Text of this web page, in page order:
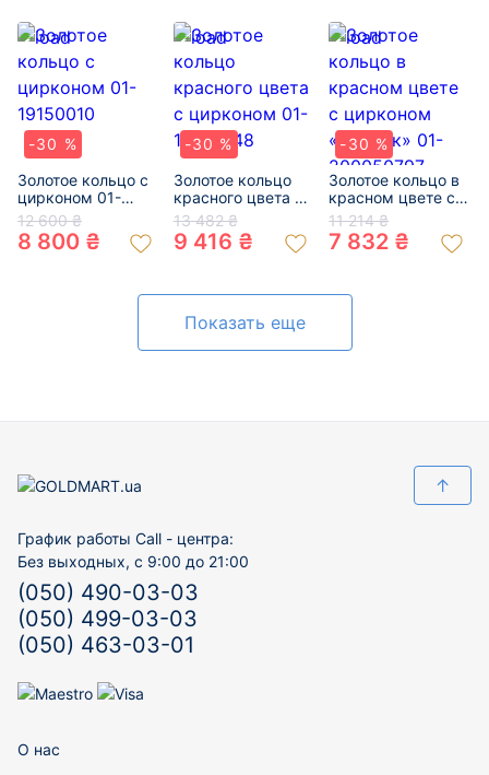
-30 %
Золотое кольцо с
цирконом 01-
19150010
12 600 ₴
8 800 ₴
-30 %
Золотое кольцо
красного цвета с
цирконом 01-
19001248
13 482 ₴
9 416 ₴
-30 %
Золотое кольцо в
красном цвете с
цирконом
«Цветок» 01-
200050797
11 214 ₴
7 832 ₴
Показать еще
↑
График работы Call - центра:
Без выходных, с 9:00 до 21:00
(050) 490-03-03
(050) 499-03-03
(050) 463-03-01
О нас